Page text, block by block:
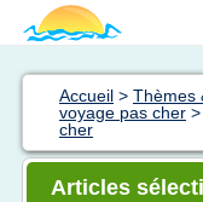
Accueil > Thèmes
voyage pas cher >
cher
Articles